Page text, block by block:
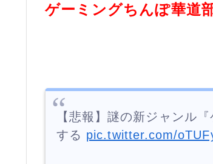
ゲーミングちんぽ華道
【悲報】謎の新ジャンル
する pic.twitter.com/